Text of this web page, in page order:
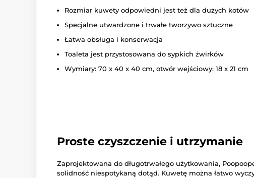
Rozmiar kuwety odpowiedni jest też dla dużych kotów
Specjalne utwardzone i trwałe tworzywo sztuczne
Łatwa obsługa i konserwacja
Toaleta jest przystosowana do sypkich żwirków
Wymiary: 70 x 40 x 40 cm, otwór wejściowy: 18 x 21 cm
Proste czyszczenie i utrzymanie
Zaprojektowana do długotrwałego użytkowania,
solidność niespotykaną dotąd. Kuwetę można łatwo